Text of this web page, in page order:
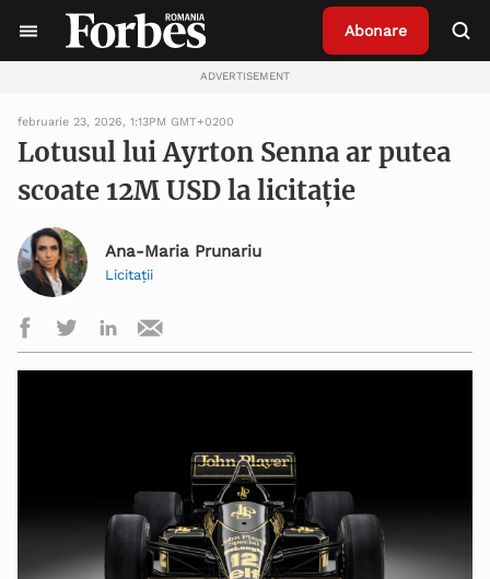
Abonare
ADVERTISEMENT
februarie 23, 2026, 1:13PM GMT+0200
Lotusul lui Ayrton Senna ar putea
scoate 12M USD la licitație
Ana-Maria Prunariu
Licitații